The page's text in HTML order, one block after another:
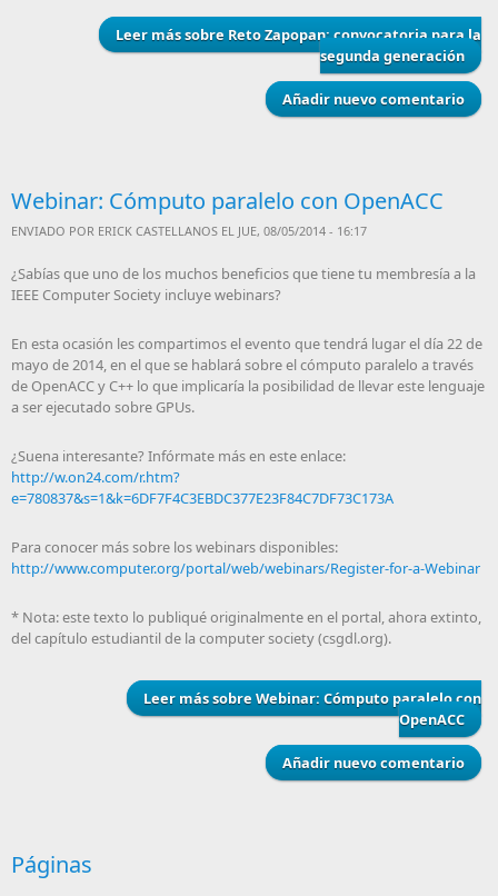
Leer mássobre Reto Zapopan: convocatoria para la
segunda generación
Añadir nuevo comentario
Webinar: Cómputo paralelo con OpenACC
ENVIADO POR ERICK CASTELLANOS EL JUE, 08/05/2014 - 16:17
¿Sabías que uno de los muchos beneficios que tiene tu membresía a la
IEEE Computer Society incluye webinars?
En esta ocasión les compartimos el evento que tendrá lugar el día 22 de
mayo de 2014, en el que se hablará sobre el cómputo paralelo a través
de OpenACC y C++ lo que implicaría la posibilidad de llevar este lenguaje
a ser ejecutado sobre GPUs.
¿Suena interesante? Infórmate más en este enlace:
http://w.on24.com/r.htm?
e=780837&s=1&k=6DF7F4C3EBDC377E23F84C7DF73C173A
Para conocer más sobre los webinars disponibles:
http://www.computer.org/portal/web/webinars/Register-for-a-Webinar
* Nota: este texto lo publiqué originalmente en el portal, ahora extinto,
del capítulo estudiantil de la computer society (csgdl.org).
Leer mássobre Webinar: Cómputo paralelo con
OpenACC
Añadir nuevo comentario
Páginas